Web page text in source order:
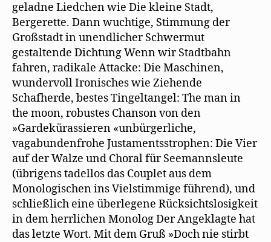
geladne Liedchen wie Die kleine Stadt,
Bergerette. Dann wuchtige, Stimmung der
Großstadt in unendlicher Schwermut
gestaltende Dichtung Wenn wir Stadtbahn
fahren, radikale Attacke: Die Maschinen,
wundervoll Ironisches wie Ziehende
Schafherde, bestes Tingeltangel: The man in
the moon, robustes Chanson von den
»Gardekürassieren «unbürgerliche,
vagabundenfrohe Justamentsstrophen: Die Vier
auf der Walze und Choral für Seemannsleute
(übrigens tadellos das Couplet aus dem
Monologischen ins Vielstimmige führend), und
schließlich eine überlegene Rücksichtslosigkeit
in dem herrlichen Monolog Der Angeklagte hat
das letzte Wort. Mit dem Gruß »Doch nie stirbt